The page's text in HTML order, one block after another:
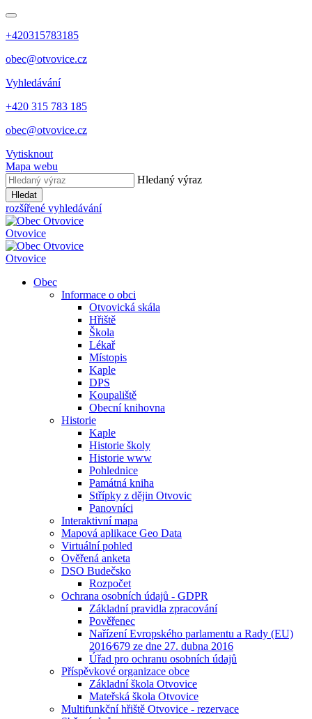
+420315783185
obec@otvovice.cz
Vyhledávání
+420 315 783 185
obec@otvovice.cz
Vytisknout
Mapa webu
Hledaný výraz
Hledat
rozšířené vyhledávání
Otvovice
Otvovice
Obec
Informace o obci
Otvovická skála
Hřiště
Škola
Lékař
Místopis
Kaple
DPS
Koupaliště
Obecní knihovna
Historie
Kaple
Historie školy
Historie www
Pohlednice
Památná kniha
Střípky z dějin Otvovic
Panovníci
Interaktivní mapa
Mapová aplikace Geo Data
Virtuální pohled
Ověřená anketa
DSO Budečsko
Rozpočet
Ochrana osobních údajů - GDPR
Základní pravidla zpracování
Pověřenec
Nařízení Evropského parlamentu a Rady (EU)
2016⁄679 ze dne 27. dubna 2016
Úřad pro ochranu osobních údajů
Příspěvkové organizace obce
Základní škola Otvovice
Mateřská škola Otvovice
Multifunkční hřiště Otvovice - rezervace